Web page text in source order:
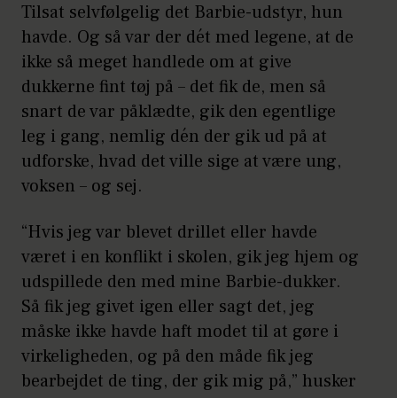
Tilsat selvfølgelig det Barbie-udstyr, hun
havde. Og så var der dét med legene, at de
ikke så meget handlede om at give
dukkerne fint tøj på – det fik de, men så
snart de var påklædte, gik den egentlige
leg i gang, nemlig dén der gik ud på at
udforske, hvad det ville sige at være ung,
voksen – og sej.
“Hvis jeg var blevet drillet eller havde
været i en konflikt i skolen, gik jeg hjem og
udspillede den med mine Barbie-dukker.
Så fik jeg givet igen eller sagt det, jeg
måske ikke havde haft modet til at gøre i
virkeligheden, og på den måde fik jeg
bearbejdet de ting, der gik mig på,” husker